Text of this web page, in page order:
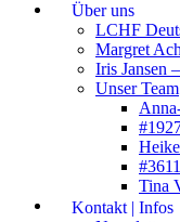
Über uns
LCHF
Margret
Iris Jansen
Unser Team
Tina
Kontakt | Infos